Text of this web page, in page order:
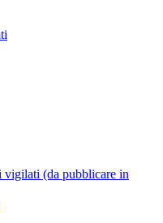
(da pubblicare in